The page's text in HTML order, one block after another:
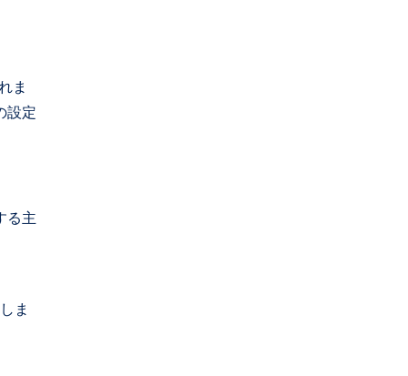
ま
設定
る主
ま